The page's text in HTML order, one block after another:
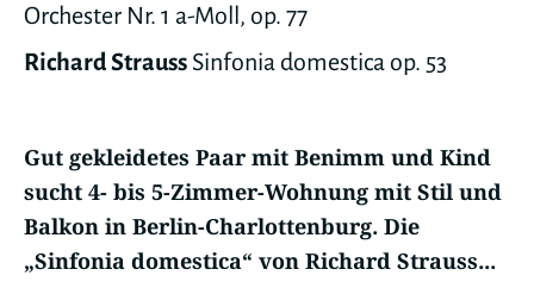
Orchester Nr. 1 a-Moll, op. 77
Richard Strauss Sinfonia domestica op. 53
Gut gekleidetes Paar mit Benimm und Kind
sucht 4- bis 5-Zimmer-Wohnung mit Stil und
Balkon in Berlin-Charlottenburg. Die
„Sinfonia domestica“ von Richard Strauss...